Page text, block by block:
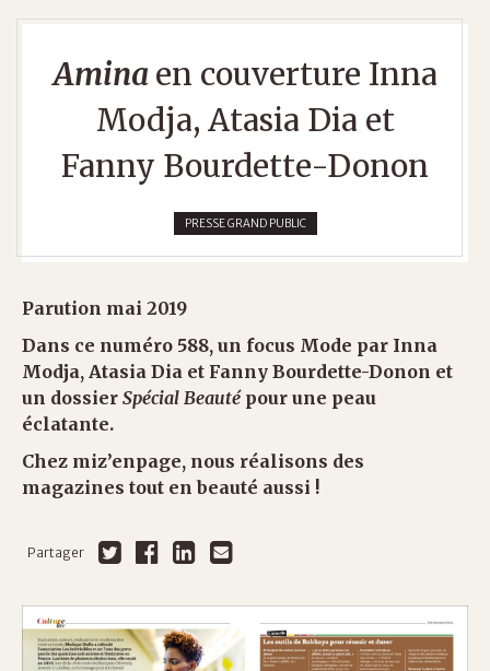
Aminaen couverture Inna
Modja, Atasia Dia et
Fanny Bourdette-Donon
PRESSE GRAND PUBLIC
Parution mai 2019
Dans ce numéro 588, un focus Mode par Inna
Modja, Atasia Dia et Fanny Bourdette-Donon et
un dossier Spécial Beautépour une peau
éclatante.
Chez miz’enpage, nous réalisons des
magazines tout en beauté aussi !
Partager